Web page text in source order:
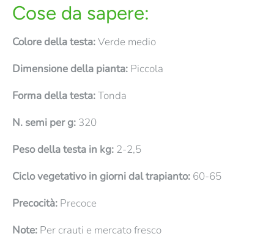
Cose da sapere:
Colore della testa:Verde medio
Dimensione della pianta: Piccola
Forma della testa:Tonda
N. semi per g: 320
Peso della testa in kg: 2-2,5
Ciclo vegetativo in giorni dal trapianto: 60-65
Precocità: Precoce
Note: Per crauti e mercato fresco